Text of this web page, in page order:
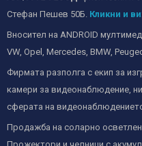
Стефан Пешев 50Б. Кликни и
Вносител на ANDROID
VW, Opel, Mercedes, BMW,
Фирмата разполга с екип за
камери за видеонаблюдение,
сферата на
Продажба на соларно